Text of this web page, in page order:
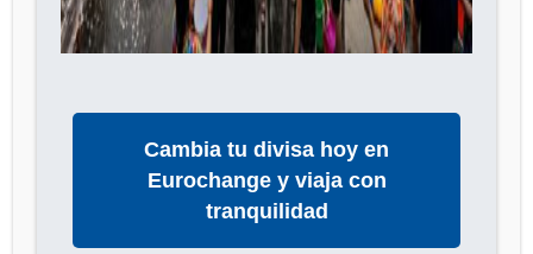
Cambia tu divisa hoy en
Eurochange y viaja con
tranquilidad